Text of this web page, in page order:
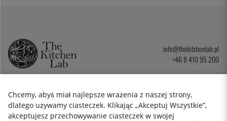
info@thekitchenlab.pl
+46 8 410 95 200
BIULETYN
Chcemy, abyś miał najlepsze wrażenia z naszej strony,
dlatego używamy ciasteczek. Klikając „Akceptuj Wszystkie”,
akceptujesz przechowywanie ciasteczek w swojej